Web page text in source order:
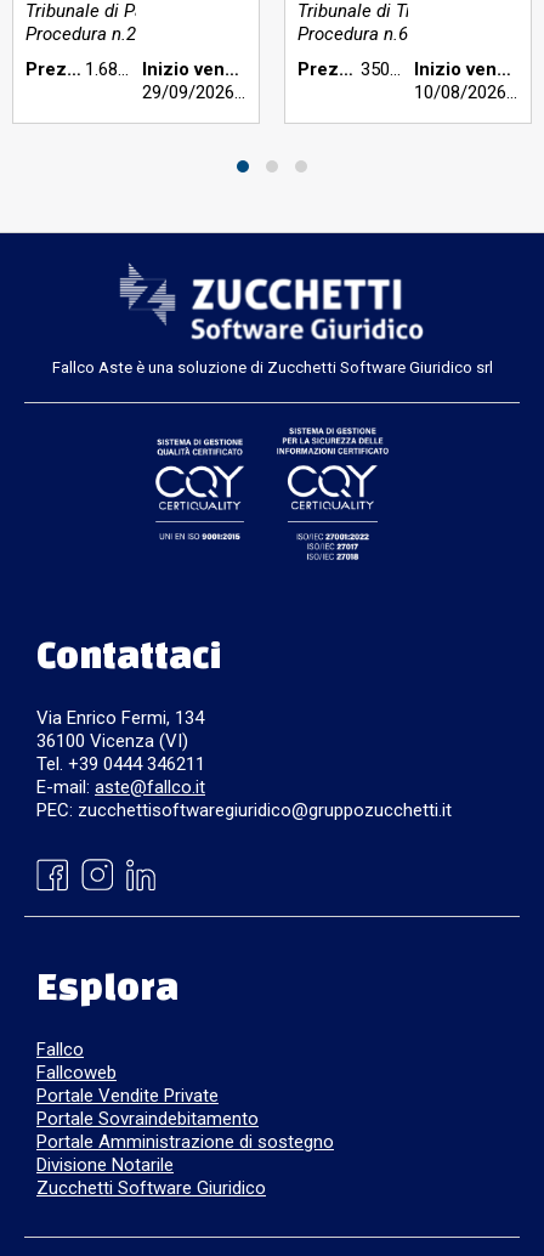
Tribunale di Parma
Procedura n.25/2022
Prezzo base €:
Inizio vendita:
Tribunale di Treviso
Procedura n.65/2026
Prezzo base €:
Inizio vendita:
Fallco Aste è una soluzione di Zucchetti Software Giuridico srl
Contattaci
Via Enrico Fermi, 134
36100 Vicenza (VI)
Tel. +39 0444 346211
E-mail: aste@fallco.it
PEC: zucchettisoftwaregiuridico@gruppozucchetti.it
Esplora
Fallco
Fallcoweb
Portale Vendite Private
Portale Sovraindebitamento
Portale Amministrazione di sostegno
Divisione Notarile
Zucchetti Software Giuridico